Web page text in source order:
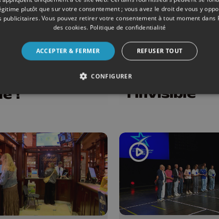
03/07/2026
Ardentes :
et de
!
SOCIÉTÉ
Surdicécité
drapeaux
rendre
l'invisible
plutôt que sur votre consentement ; vous avez le droit de vous y
publicitaires. Vous pouvez retirer votre consentement à tout moment dans
des cookies. Politique de confidentialité
ACCEPTER & FERMER REFUSER TOUT
CONFIGURER